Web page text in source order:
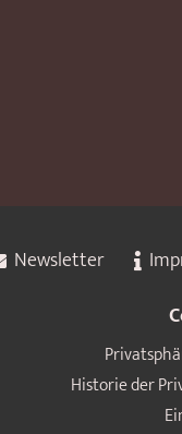
Newsletter
Historie der